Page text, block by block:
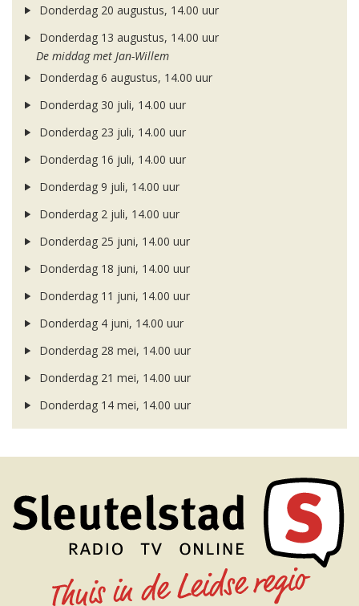
Donderdag 20 augustus, 14.00 uur
Donderdag 13 augustus, 14.00 uur
De middag met Jan-Willem
Donderdag 6 augustus, 14.00 uur
Donderdag 30 juli, 14.00 uur
Donderdag 23 juli, 14.00 uur
Donderdag 16 juli, 14.00 uur
Donderdag 9 juli, 14.00 uur
Donderdag 2 juli, 14.00 uur
Donderdag 25 juni, 14.00 uur
Donderdag 18 juni, 14.00 uur
Donderdag 11 juni, 14.00 uur
Donderdag 4 juni, 14.00 uur
Donderdag 28 mei, 14.00 uur
Donderdag 21 mei, 14.00 uur
Donderdag 14 mei, 14.00 uur